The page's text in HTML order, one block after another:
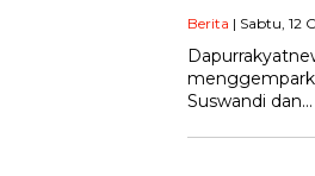
Berita | Sabtu, 12
Suswandi dan…